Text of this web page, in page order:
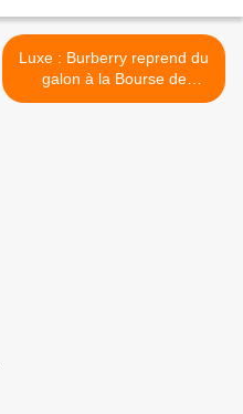
Luxe : Burberry reprend du
galon à la Bourse de
Londres >